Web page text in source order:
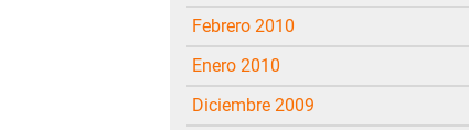
febrero 2010
enero 2010
diciembre 2009